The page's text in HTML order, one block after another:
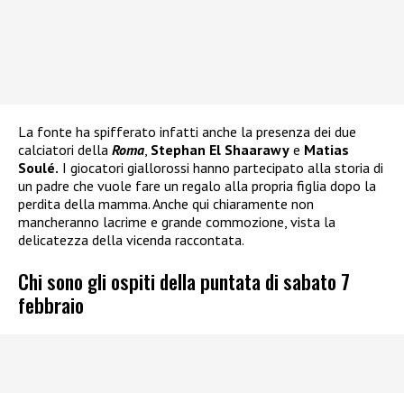
La fonte ha spifferato infatti anche la presenza dei due
calciatori della Roma, Stephan El Shaarawy e Matias
Soulé. I giocatori giallorossi hanno partecipato alla storia di
un padre che vuole fare un regalo alla propria figlia dopo la
perdita della mamma. Anche qui chiaramente non
mancheranno lacrime e grande commozione, vista la
delicatezza della vicenda raccontata.
Chi sono gli ospiti della puntata di sabato 7
febbraio